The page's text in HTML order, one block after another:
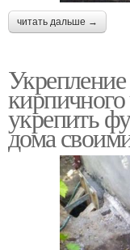
читать дальше →
укрепить
дома